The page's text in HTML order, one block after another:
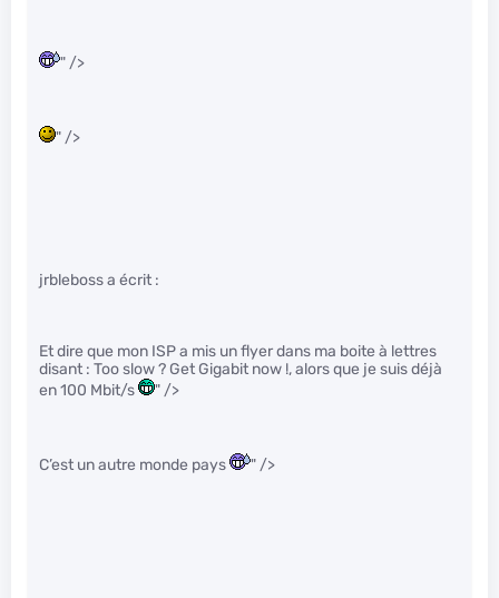
" />
" />
jrbleboss a écrit :
Et dire que mon ISP a mis un flyer dans ma boite à lettres
disant : Too slow ? Get Gigabit now !, alors que je suis déjà
en 100 Mbit/s
" />
C’est un autre monde pays " />